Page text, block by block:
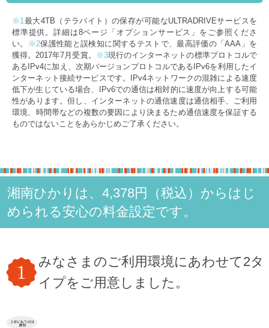
※1 最大4TB（テラバイト）の保存が可能なULTRADRIVEサービスを
標準提供。詳細は8ページ「オプションサービス」をご参照くださ
い。
※2保護性能と誤検知に関するテストで、最高評価の「AAA」を
獲得。2017年7月受賞。
※3現行のインターネットの標準プロトコルで
あるIPv4に加え、次期バージョンプロトコルであるIPv6を利用したイ
ンターネット接続サービスです。IPv4ネットワークの混雑による速度
低下が生じている場合、IPv6での通信は相対的に速度が向上する可能
性があります。但し、インターネットの通信速度は通信相手、ご利用
環境、時間帯などの複数の要因により決まるため通信速度を保証する
ものではないことをあらかじめご了承ください。
湘南ひかりは、4,378円（税込）からはじ
められる安心の料金設定です。
みなさまのご利用環境にあわせて2タ
イプをご用意しました。